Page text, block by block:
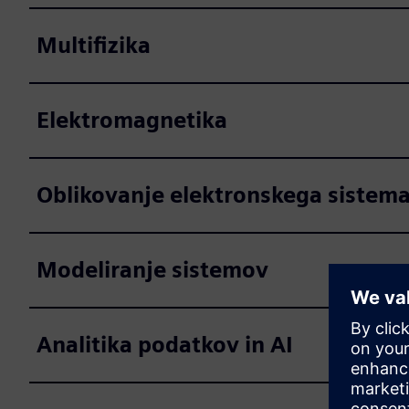
Multifizika
Elektromagnetika
Oblikovanje elektronskega
Modeliranje sistemov
Analitika podatkov in AI